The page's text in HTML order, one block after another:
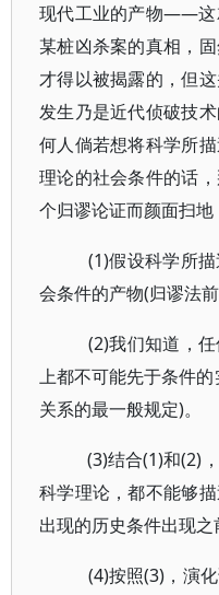
现代工业的产物——这
某桩凶杀案的真相，
才得以被揭露的，但
发生乃是近代侦破技
何人倘若想将科学所
理论的社会条件的话
个归谬论证而颜面扫地
(1)假设科学所
会条件的产物(归谬法前
(2)我们知道，
上都不可能先于条件
关系的最一般规定)。
(3)结合(1)和(2)
科学理论，都不能够
出现的历史条件出现之
(4)按照(3)，演